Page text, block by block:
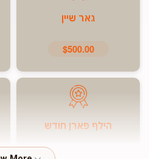
גאר שיין
$500.00
הילף פארן חודש